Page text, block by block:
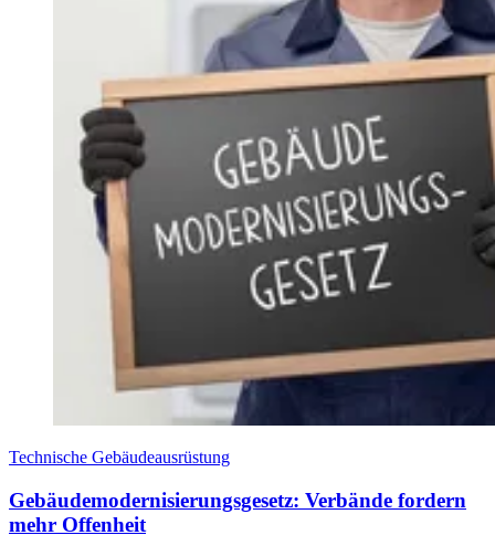
Technische Gebäudeausrüstung
Gebäudemodernisierungsgesetz: Verbände fordern
mehr Offenheit